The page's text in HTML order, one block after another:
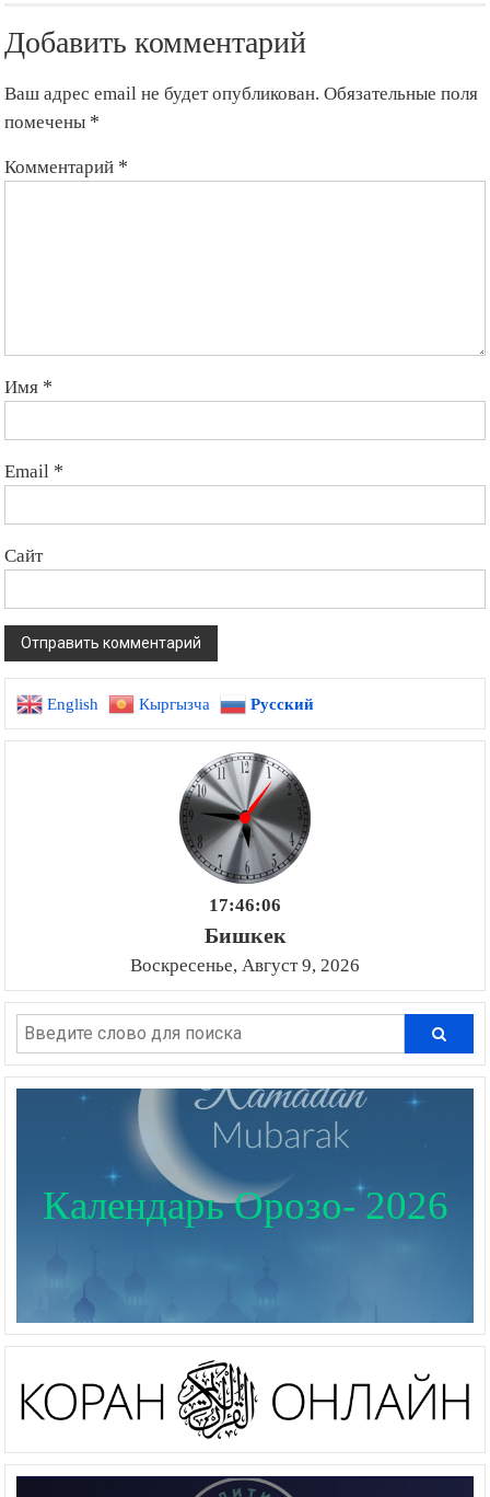
Добавить комментарий
Ваш адрес email не будет опубликован. Обязательные поля
помечены *
Комментарий *
Имя *
Email *
Сайт
English Кыргызча Русский
17:46:07
Бишкек
Воскресенье, Август 9, 2026
Календарь Орозо- 2026